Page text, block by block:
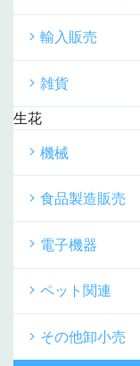
輸入販売
雑貨
生花
機械
食品製造販売
電子機器
ペット関連
その他卸小売